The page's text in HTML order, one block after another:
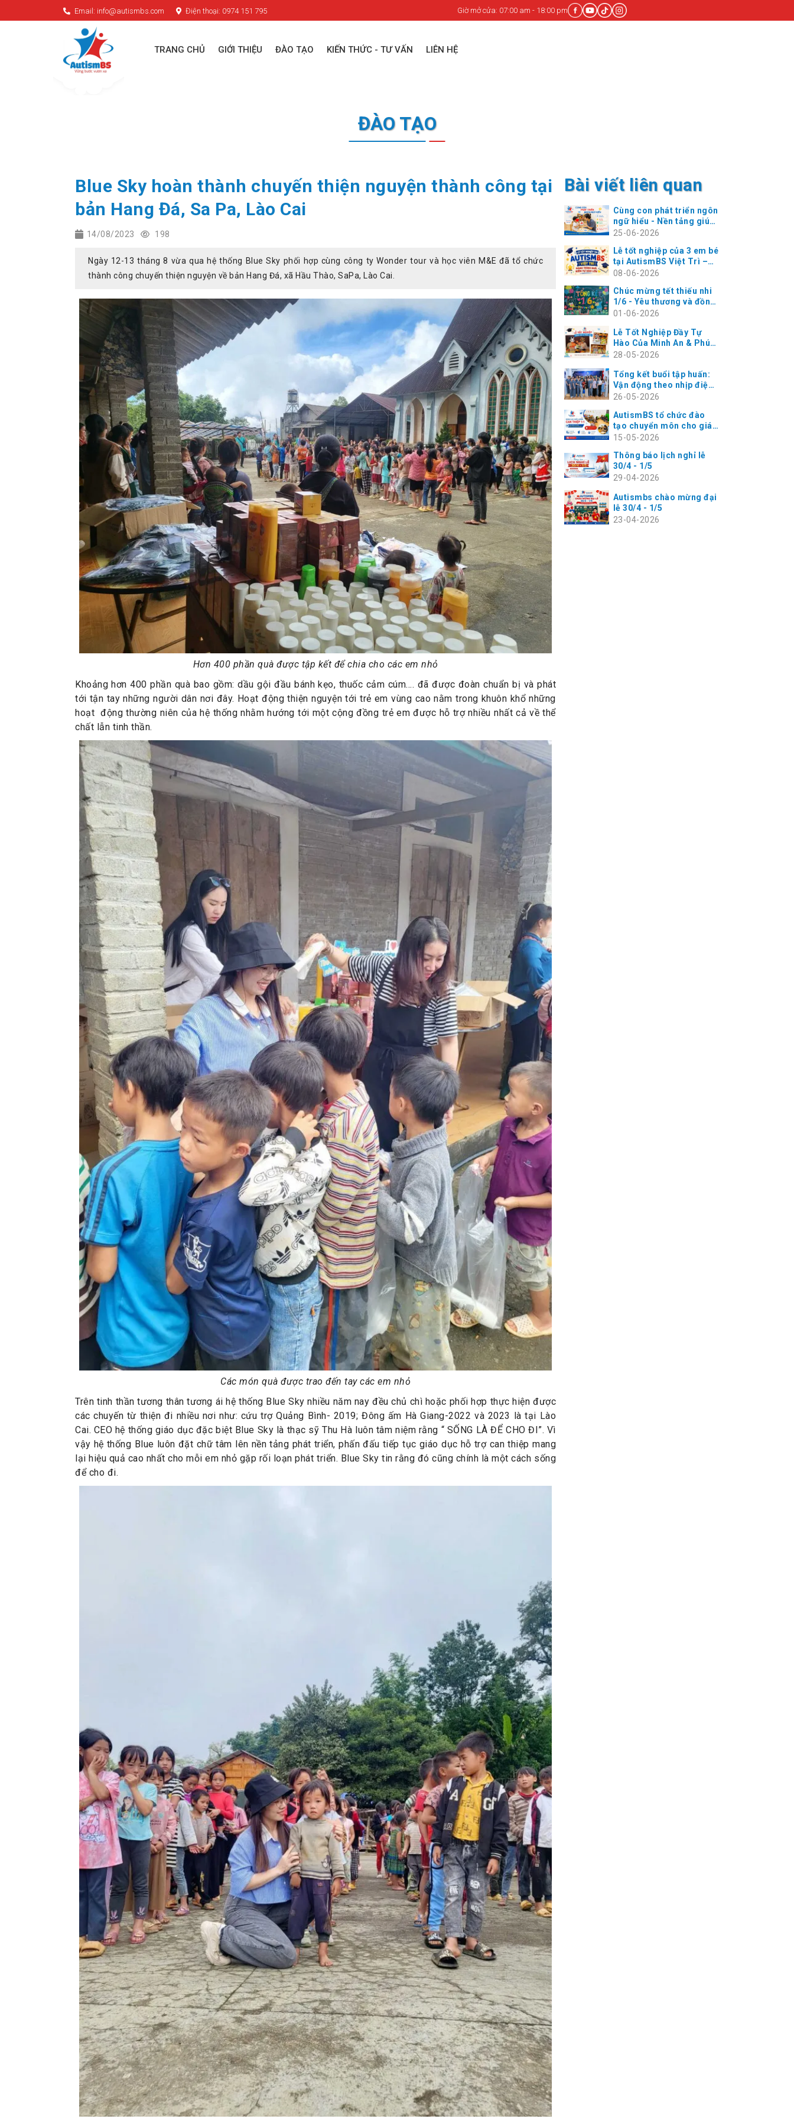
Email: info@autismbs.com Điện thoại: 0974 151 795 Giờ mở cửa: 07:00 am - 18:00 pm
TRANG CHỦ GIỚI THIỆU ĐÀO TẠO KIẾN THỨC - TƯ VẤN LIÊN HỆ
ĐÀO TẠO
Blue Sky hoàn thành chuyến thiện nguyện thành công tại
bản Hang Đá, Sa Pa, Lào Cai
14/08/2023 198
Ngày 12-13 tháng 8 vừa qua hệ thống Blue Sky phối hợp cùng công ty Wonder tour và học viên M&E đã tổ chức
thành công chuyến thiện nguyện về bản Hang Đá, xã Hầu Thào, SaPa, Lào Cai.
Hơn 400 phần quà được tập kết để chia cho các em nhỏ
Khoảng hơn 400 phần quà bao gồm: dầu gội đầu bánh kẹo, thuốc cảm cúm…. đã được đoàn chuẩn bị và phát
tới tận tay những người dân nơi đây. Hoạt động thiện nguyện tới trẻ em vùng cao nằm trong khuôn khổ những
hoạt động thường niên của hệ thống nhằm hướng tới một cộng đồng trẻ em được hỗ trợ nhiều nhất cả về thể
chất lẫn tinh thần.
Các món quà được trao đến tay các em nhỏ
Trên tinh thần tương thân tương ái hệ thống Blue Sky nhiều năm nay đều chủ chì hoặc phối hợp thực hiện được
các chuyến từ thiện đi nhiều nơi như: cứu trợ Quảng Bình- 2019; Đông ấm Hà Giang-2022 và 2023 là tại Lào
Cai. CEO hệ thống giáo dục đặc biệt Blue Sky là thạc sỹ Thu Hà luôn tâm niệm rằng “ SỐNG LÀ ĐỂ CHO ĐI”. Vì
vậy hệ thống Blue luôn đặt chữ tâm lên nền tảng phát triển, phấn đấu tiếp tục giáo dục hỗ trợ can thiệp mang
lại hiệu quả cao nhất cho mỗi em nhỏ gặp rối loạn phát triển. Blue Sky tin rằng đó cũng chính là một cách sống
để cho đi.
Bài viết liên quan
Cùng con phát triển ngôn
ngữ hiểu - Nền tảng giúp
trẻ chậm nói bứt phá
25-06-2026
Lễ tốt nghiệp của 3 em bé
tại AutismBS Việt Trì –
Những điều nhỏ bé làm
08-06-2026
Chúc mừng tết thiếu nhi
1/6 - Yêu thương và đồng
hành cùng trẻ tự kỷ
01-06-2026
Lễ Tốt Nghiệp Đầy Tự
Hào Của Minh An & Phúc
An – Hành Trình Vàng Tại
28-05-2026
Tổng kết buổi tập huấn:
Vận động theo nhịp điệu
cho trẻ rối loạn phát
Masako Koga tại
AutismBS Hà Đông
26-05-2026
AutismBS tổ chức đào
tạo chuyển môn cho giáo
viên - Nâng cao chất
trẻ
15-05-2026
Thông báo lịch nghỉ lễ
30/4 - 1/5
29-04-2026
Autismbs chào mừng đại
lễ 30/4 - 1/5
23-04-2026